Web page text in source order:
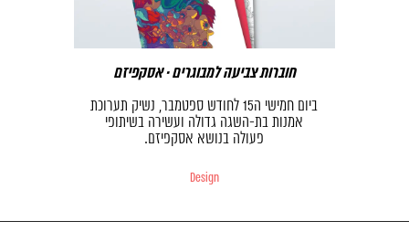
חוברות צביעה למבוגרים · אסקפיזם
ביום חמישי ה15 לחודש ספטמבר, נשיק תערוכת
אמנות בת-השגה גדולה ועשירה בשיתופי
פעולה בנושא אסקפיזם.
Design